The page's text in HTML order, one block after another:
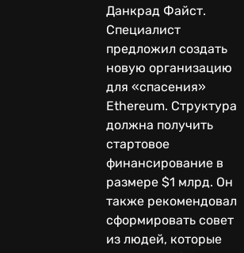
Данкрад Файст.
Специалист
предложил создать
новую организацию
для «спасения»
Ethereum. Структура
должна получить
стартовое
финансирование в
размере $1 млрд. Он
также рекомендовал
сформировать совет
из людей, которые